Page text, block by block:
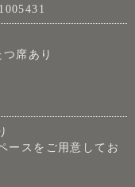
席あり
ースをご用意してお